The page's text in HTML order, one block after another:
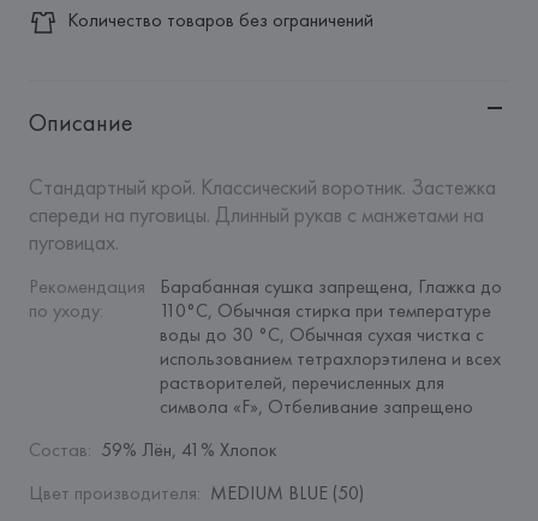
Количество товаров без ограничений
Описание
Стандартный крой. Классический воротник. Застежка
спереди на пуговицы. Длинный рукав с манжетами на
пуговицах.
Рекомендация
по уходу:
Барабанная сушка запрещена, Глажка до
110°C, Обычная стирка при температуре
воды до 30 °C, Обычная сухая чистка с
использованием тетрахлорэтилена и всех
растворителей, перечисленных для
символа «F», Отбеливание запрещено
Состав: 59% Лён, 41% Хлопок
Цвет производителя: MEDIUM BLUE (50)